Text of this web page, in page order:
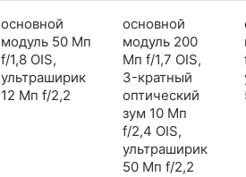
основной
модуль 50 Мп
f/1,8 OIS,
ультраширик
12 Мп f/2,2
основной
модуль 200
Мп f/1,7 OIS,
3-кратный
оптический
зум 10 Мп
f/2,4 OIS,
ультраширик
50 Мп f/2,2